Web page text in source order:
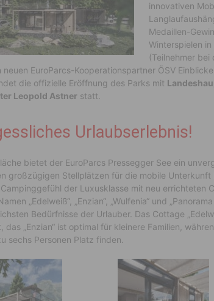
innovativen
Medaillen-
Winterspielen
(Teilnehmer
neuen EuroParcs-Kooperationspartner ÖSV
die offizielle Eröffnung des Parks mit
Leopold Astner statt.
Urlaubserlebnis!
bietet der EuroParcs Pressegger See ein
großzügigen Stellplätzen für die mobile
der Luxusklasse mit neu errichteten
„Edelweiß“, „Enzian“, „Wulfenia“ und
Bedürfnisse der Urlauber. Das Cottage
das „Enzian“ ist optimal für kleinere Familien,
sechs Personen Platz finden.